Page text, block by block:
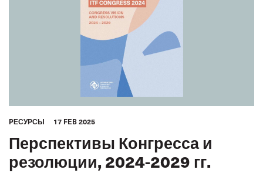
PЕСУРСЫ 17 FEB 2025
Перспективы Конгресса и
резолюции, 2024-2029 гг.